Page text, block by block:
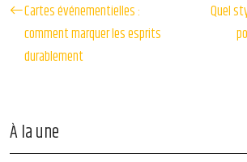
Cartes événementielles :
comment marquer les esprits
durablement
Quel
À la une